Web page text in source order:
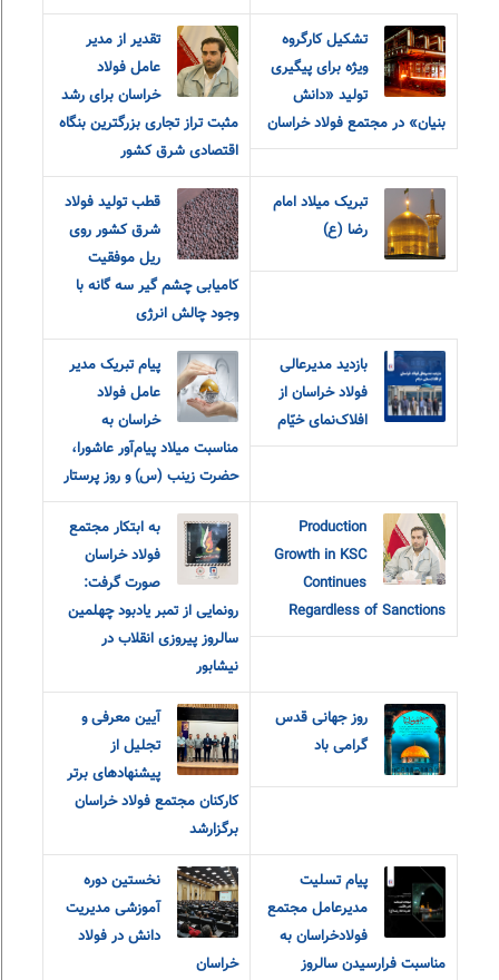
تشکیل کارگروه
ویژه برای پیگیری
تولید «دانش
بنیان» در مجتمع فولاد خراسان
تقدیر از مدیر
عامل فولاد
خراسان برای رشد
مثبت تراز تجاری بزرگترین بنگاه
اقتصادی شرق کشور
تبریک میلاد امام
رضا (ع)
قطب تولید فولاد
شرق کشور روی
ریل موفقیت
کامیابی چشم گیر سه گانه با
وجود چالش انرژی
بازدید مدیرعالی
فولاد خراسان از
افلاک‌نمای خیّام
پیام تبریک مدیر
عامل فولاد
خراسان به
مناسبت میلاد پیام‌آور عاشورا،
حضرت زینب (س) و روز پرستار
Production
Growth in KSC
Continues
Regardless of Sanctions
به ابتکار مجتمع
فولاد خراسان
صورت گرفت:
رونمایی از تمبر یادبود چهلمین
سالروز پیروزی انقلاب در
نیشابور
روز جهانی قدس
گرامی باد
آیین معرفی و
تجلیل از
پیشنهادهای برتر
کارکنان مجتمع فولاد خراسان
برگزارشد
پیام‌ ‌تسلیت
مدیرعامل مجتمع
فولاد‌خراسان به
مناسبت‌ فرارسیدن سالروز
نخستین دوره
آموزشی مدیریت
دانش در فولاد
خراسان